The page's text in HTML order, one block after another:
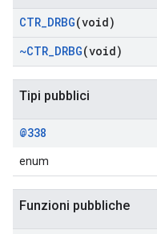
CTR_DRBG(void)
~CTR_DRBG(void)
Tipi pubblici
@338
enum
Funzioni pubbliche